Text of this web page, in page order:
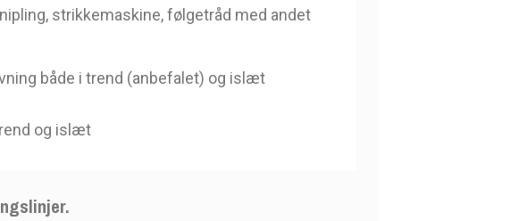
strikkemaskine, følgetråd med andet
både i trend (anbefalet) og islæt
og islæt